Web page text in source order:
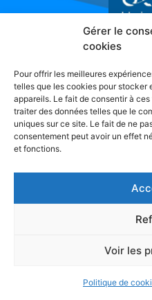
Gérer le
cookies
Pour offrir les meilleures
telles que les cookies pour stocker
appareils. Le fait de consentir à
traiter des données telles que le
uniques sur ce site. Le fait de ne
consentement peut avoir un effet
et fonctions.
Voir les
Politique de
Réseau de